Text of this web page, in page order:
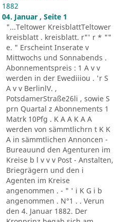
1882
04. Januar , Seite 1
"...Teltower KreisblattTeltower
kreisblatt . kreisblatt. r"' r * ""
e. " Erscheint Inserate v
Mittwochs und Sonnabends .
Abonnementspreis : 1 A v v
werden in der Ewediiiou . 'r S
A v v BerlinlV. ,
PotsdamerStraße26li , sowie S
prn Quartal z Abonnements 1
Matrk 10Pfg . K A A K A A
werden von sämmtlichrn t K K
A in sämmtlichen Annoncen -
Bureauund den Agenturen im
Kreise b l v v v Post - Anstalten,
Briegrägern und den i
Agenten im Kreise
angenommen . - " ' i K G i b
angenommen . N°1 . . Verun
den 4. Januar 1882. Der